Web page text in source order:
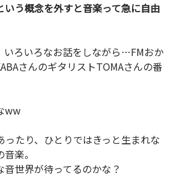
いう概念を外すと音楽って急に自由
いろいろなお話をしながら…FMおか
さんのギタリストTOMAさんの番
ww
ったり、ひとりではきっと生まれな
楽。
世界が待ってるのかな？